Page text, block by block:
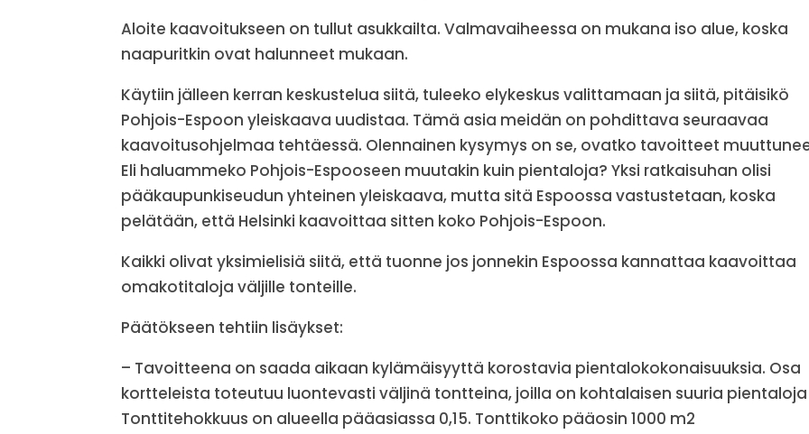
Aloite kaavoitukseen on tullut asukkailta. Valmavaiheessa on mukana iso alue, koska
naapuritkin ovat halunneet mukaan.
Käytiin jälleen kerran keskustelua siitä, tuleeko elykeskus valittamaan ja siitä, pitäisikö
Pohjois-Espoon yleiskaava uudistaa. Tämä asia meidän on pohdittava seuraavaa
kaavoitusohjelmaa tehtäessä. Olennainen kysymys on se, ovatko tavoitteet
Eli haluammeko Pohjois-Espooseen muutakin kuin pientaloja? Yksi ratkaisuhan olisi
pääkaupunkiseudun yhteinen yleiskaava, mutta sitä Espoossa vastustetaan, koska
pelätään, että Helsinki kaavoittaa sitten koko Pohjois-Espoon.
Kaikki olivat yksimielisiä siitä, että tuonne jos jonnekin Espoossa kannattaa kaavoittaa
omakotitaloja väljille tonteille.
Päätökseen tehtiin lisäykset:
– Tavoitteena on saada aikaan kylämäisyyttä korostavia pientalokokonaisuuksia. Osa
kortteleista toteutuu luontevasti väljinä tontteina, joilla on kohtalaisen suuria pientaloja
Tonttitehokkuus on alueella pääasiassa 0,15. Tonttikoko pääosin 1000 m2